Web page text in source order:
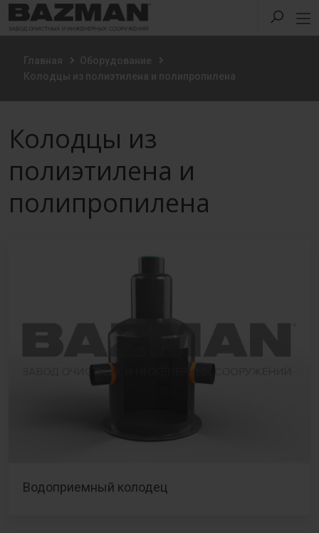
Главная
Оборудование
Колодцы из полиэтилена и полипропилена
Колодцы из
полиэтилена и
полипропилена
Водоприемный колодец